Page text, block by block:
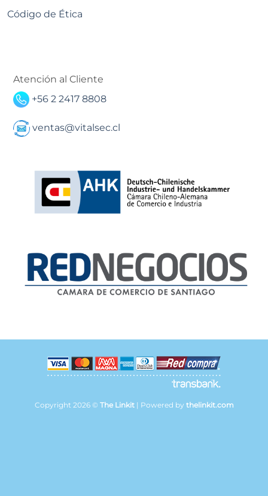
Código de Ética
Atención al Cliente
+56 2 2417 8808
ventas@vitalsec.cl
Copyright 2026 © The Linkit| Powered by thelinkit.com